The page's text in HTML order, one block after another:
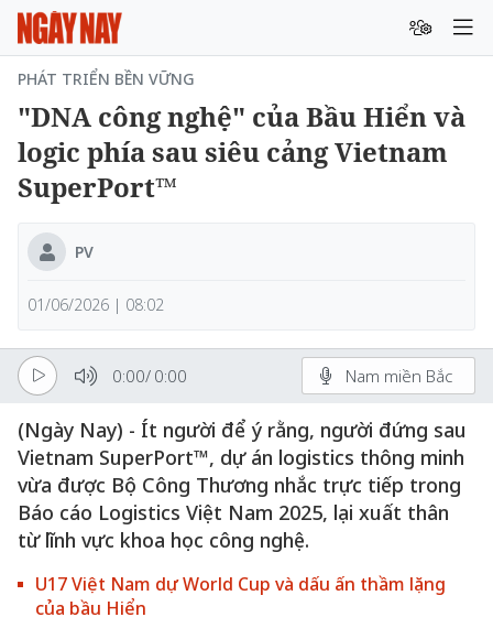
PHÁT TRIỂN BỀN VỮNG
"DNA công nghệ" của Bầu Hiển và
logic phía sau siêu cảng Vietnam
SuperPort™
PV
01/06/2026 | 08:02
0:00/ 0:00 Nam miền Bắc
(Ngày Nay) - Ít người để ý rằng, người đứng sau
Vietnam SuperPort™, dự án logistics thông minh
vừa được Bộ Công Thương nhắc trực tiếp trong
Báo cáo Logistics Việt Nam 2025, lại xuất thân
từ lĩnh vực khoa học công nghệ.
U17 Việt Nam dự World Cup và dấu ấn thầm lặng
của bầu Hiển